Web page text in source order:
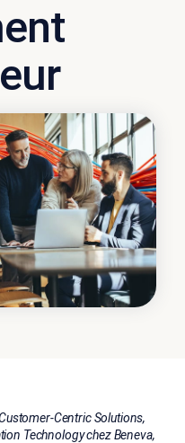
Centric Solutions,
Technology chez Beneva,